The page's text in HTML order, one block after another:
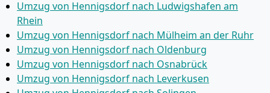
Umzug von Hennigsdorf nach Ludwigshafen am
Rhein
Umzug von Hennigsdorf nach Mülheim an der Ruhr
Umzug von Hennigsdorf nach Oldenburg
Umzug von Hennigsdorf nach Osnabrück
Umzug von Hennigsdorf nach Leverkusen